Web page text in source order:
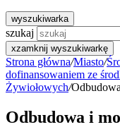
wyszukiwarka
szukaj
xzamknij wyszukiwarkę
Strona główna/Miasto/
dofinansowaniem ze
Żywiołowych/
Odbudowa i